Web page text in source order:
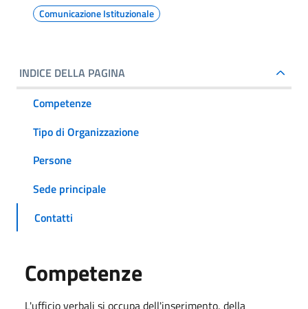
Comunicazione Istituzionale
INDICE DELLA PAGINA
Competenze
Tipo di Organizzazione
Persone
Sede principale
Contatti
Competenze